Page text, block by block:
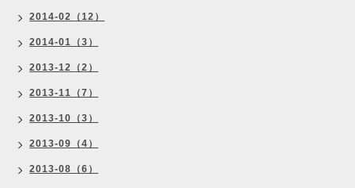
2014-02（12）
2014-01（3）
2013-12（2）
2013-11（7）
2013-10（3）
2013-09（4）
2013-08（6）